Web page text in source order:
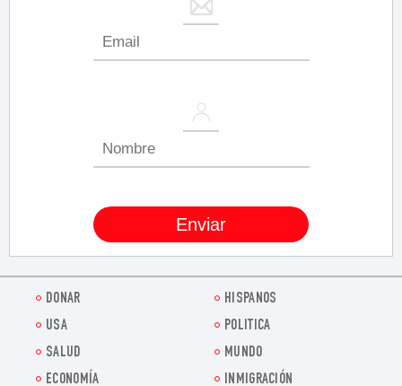
DONAR
HISPANOS
USA
POLITICA
SALUD
MUNDO
ECONOMÍA
INMIGRACIÓN